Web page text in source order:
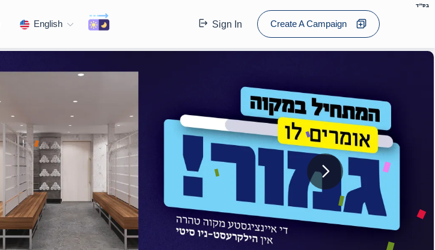
בס"ד
English Sign In Create A Campaign